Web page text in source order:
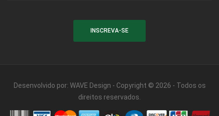
Desenvolvido por: WAVE Design - Copyright © 2026 - Todos os
direitos reservados.